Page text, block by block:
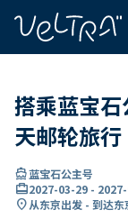
搭乘蓝宝
天邮轮旅行
directions_boat蓝宝石公主号
card_travel2027-03-29 -
location_on从东京出发 - 到达东